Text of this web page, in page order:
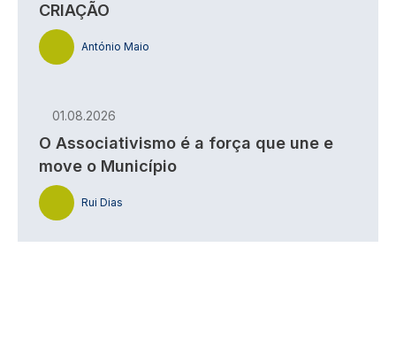
CRIAÇÃO
António Maio
01.08.2026
O Associativismo é a força que une e
move o Município
Rui Dias